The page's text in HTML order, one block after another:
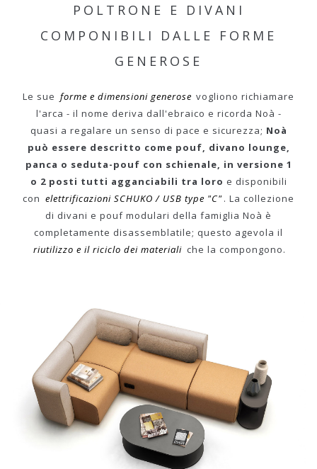
POLTRONE E DIVANI
COMPONIBILI DALLE FORME
GENEROSE
Le sue forme e dimensioni generose vogliono richiamare
l'arca - il nome deriva dall'ebraico e ricorda Noà -
quasi a regalare un senso di pace e sicurezza; Noà
può essere descritto come pouf, divano lounge,
panca o seduta-pouf con schienale, in versione 1
o 2 posti tutti agganciabili tra loro e disponibili
con elettrificazioni SCHUKO / USB type "C" . La collezione
di divani e pouf modulari della famiglia Noà è
completamente disassemblatile; questo agevola il
riutilizzo e il riciclo dei materiali che la compongono.